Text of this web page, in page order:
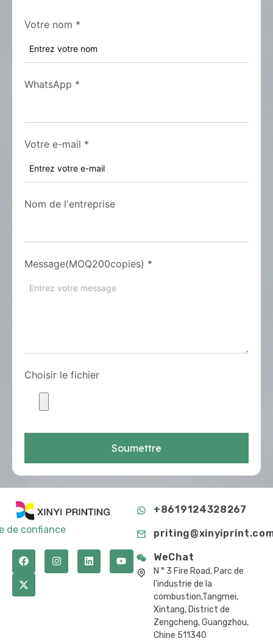
Votre nom *
WhatsApp *
Votre e-mail *
Nom de l'entreprise
Message(MOQ200copies) *
Choisir le fichier
Soumettre
de confiance
+8619124328267
WeChat
N ° 3 Fire Road, Parc de
l'industrie de la
combustion,Tangmei,
Xintang, District de
Zengcheng, Guangzhou,
Chine 511340